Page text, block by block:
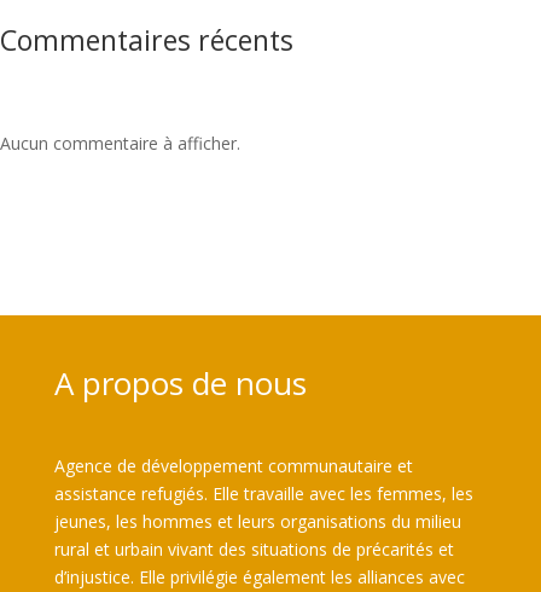
Commentaires récents
Aucun commentaire à afficher.
A propos de nous
Agence de développement communautaire et
assistance refugiés. Elle travaille avec les femmes, les
jeunes, les hommes et leurs organisations du milieu
rural et urbain vivant des situations de précarités et
d’injustice. Elle privilégie également les alliances avec